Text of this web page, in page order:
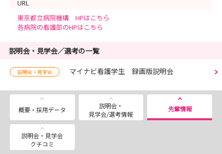
URL
東京都立病院機構 HPはこちら
各病院の看護部のHPはこちら
説明会・見学会／選考の一覧
説明会・見学会 マイナビ看護学生 録画版説明会
概要・採用データ
説明会・
見学会/選考情報
先輩情報
説明会・見学会
クチコミ